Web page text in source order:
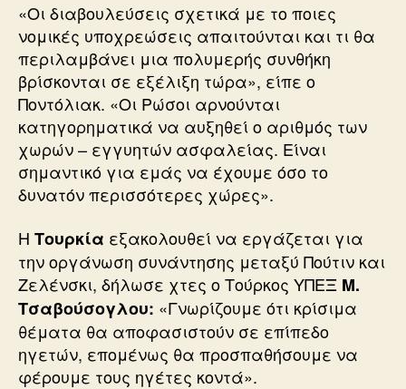
«Οι διαβουλεύσεις σχετικά με το ποιες
νομικές υποχρεώσεις απαιτούνται και τι θα
περιλαμβάνει μια πολυμερής συνθήκη
βρίσκονται σε εξέλιξη τώρα», είπε ο
Ποντόλιακ. «Οι Ρώσοι αρνούνται
κατηγορηματικά να αυξηθεί ο αριθμός των
χωρών – εγγυητών ασφαλείας. Είναι
σημαντικό για εμάς να έχουμε όσο το
δυνατόν περισσότερες χώρες».
Η Τουρκία εξακολουθεί να εργάζεται για
την οργάνωση συνάντησης μεταξύ Πούτιν και
Ζελένσκι, δήλωσε χτες ο Τούρκος ΥΠΕΞ Μ.
Τσαβούσογλου: «Γνωρίζουμε ότι κρίσιμα
θέματα θα αποφασιστούν σε επίπεδο
ηγετών, επομένως θα προσπαθήσουμε να
φέρουμε τους ηγέτες κοντά».